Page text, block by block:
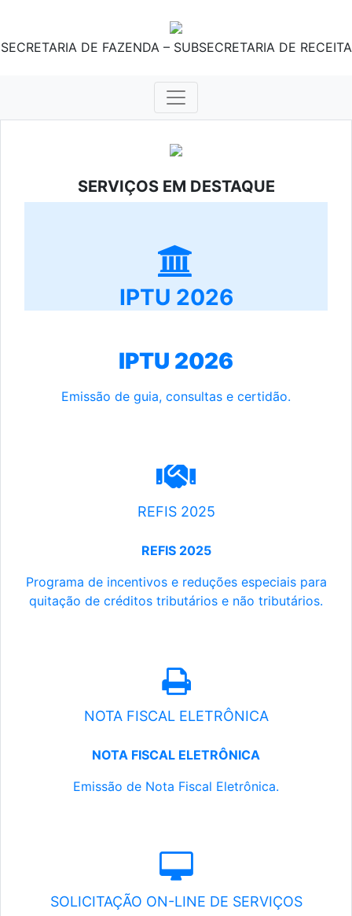
SECRETARIA DE FAZENDA – SUBSECRETARIA DE RECEITA
SERVIÇOS EM DESTAQUE
IPTU 2026
IPTU 2026
Emissão de guia, consultas e certidão.
REFIS 2025
REFIS 2025
Programa de incentivos e reduções especiais para
quitação de créditos tributários e não tributários.
NOTA FISCAL ELETRÔNICA
NOTA FISCAL ELETRÔNICA
Emissão de Nota Fiscal Eletrônica.
SOLICITAÇÃO ON-LINE DE SERVIÇOS